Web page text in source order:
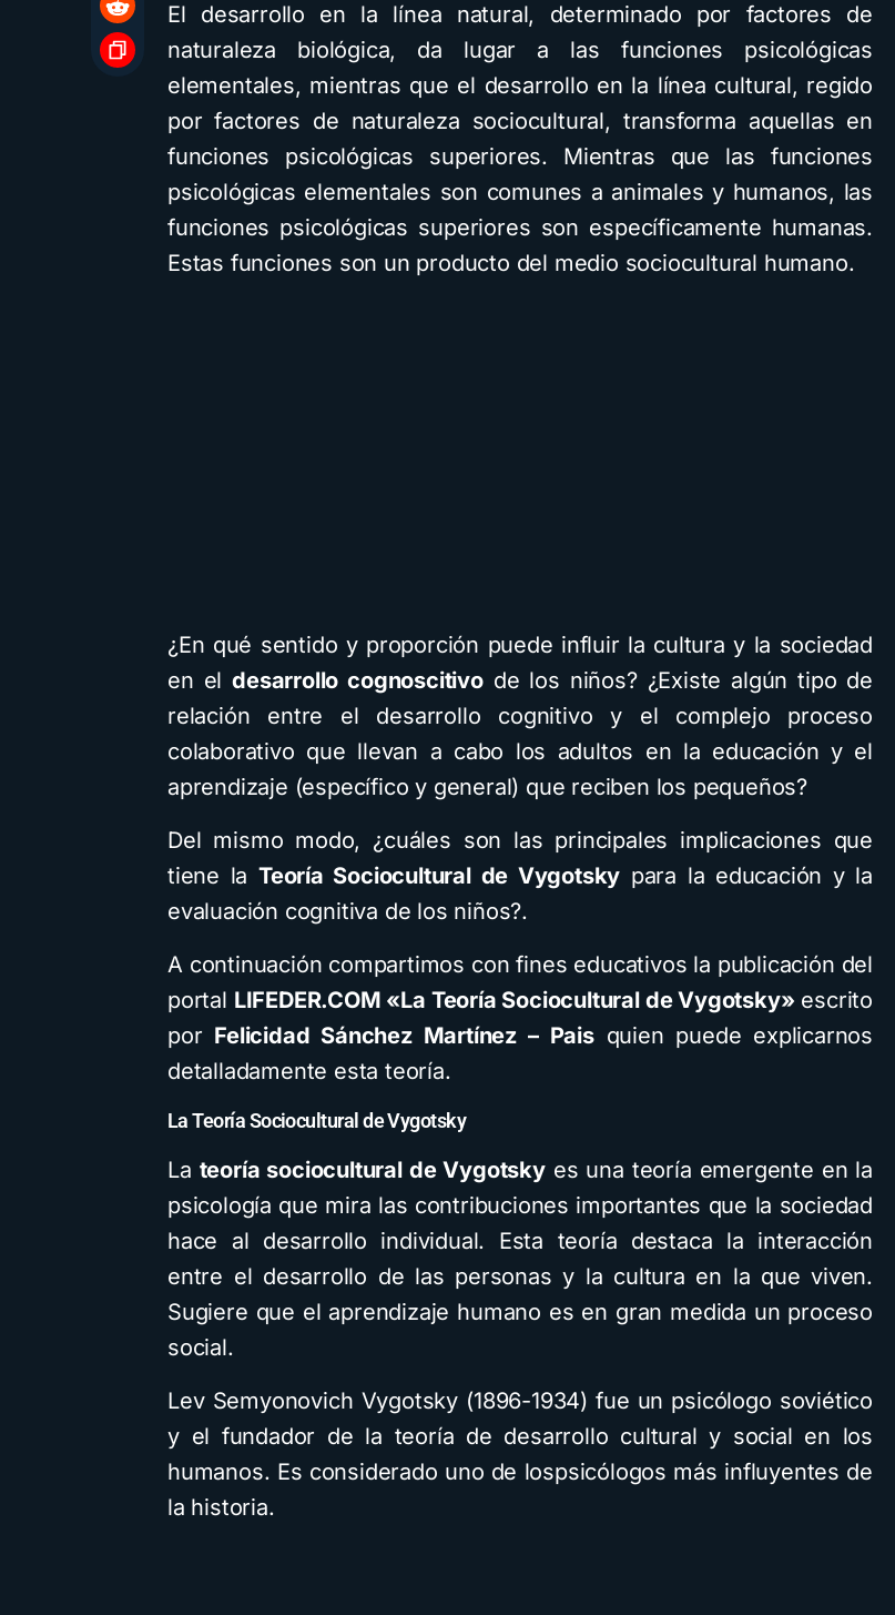
El desarrollo en la línea natural, determinado por factores de
naturaleza biológica, da lugar a las funciones psicológicas
elementales, mientras que el desarrollo en la línea cultural, regido
por factores de naturaleza sociocultural, transforma aquellas en
funciones psicológicas superiores. Mientras que las funciones
psicológicas elementales son comunes a animales y humanos, las
funciones psicológicas superiores son específicamente humanas.
Estas funciones son un producto del medio sociocultural humano.
¿En qué sentido y proporción puede influir la cultura y la sociedad
en eldesarrollo cognoscitivode los niños? ¿Existe algún tipo de
relación entre el desarrollo cognitivo y el complejo proceso
colaborativo que llevan a cabo los adultos en la educación y el
aprendizaje (específico y general) que reciben los pequeños?
Del mismo modo, ¿cuáles son las principales implicaciones que
tiene la Teoría Sociocultural de Vygotsky para la educación y la
evaluación cognitiva de los niños?.
A continuación compartimos con fines educativos la publicación del
portal LIFEDER.COM «La Teoría Sociocultural de Vygotsky» escrito
por Felicidad Sánchez Martínez – Paisquien puede explicarnos
detalladamente esta teoría.
La Teoría Sociocultural de Vygotsky
La teoría sociocultural de Vygotskyes una teoría emergente en la
psicología que mira las contribuciones importantes que la sociedad
hace al desarrollo individual. Esta teoría destaca la interacción
entre el desarrollo de las personas y la cultura en la que viven.
Sugiere que el aprendizaje humano es en gran medida un proceso
social.
Lev Semyonovich Vygotsky (1896-1934) fue un psicólogo soviético
y el fundador de la teoría de desarrollo cultural y social en los
humanos. Es considerado uno de lospsicólogos más influyentes de
la historia.